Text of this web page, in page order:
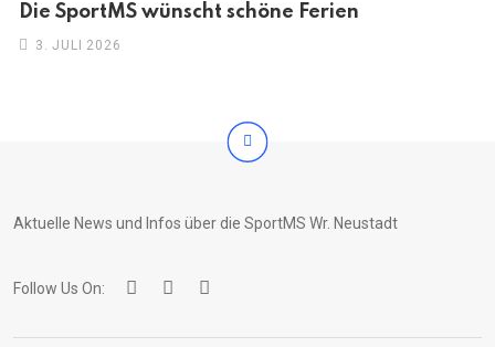
Die SportMS wünscht schöne Ferien
3. JULI 2026
Aktuelle News und Infos über die SportMS Wr. Neustadt
Follow Us On: